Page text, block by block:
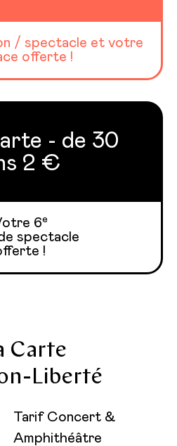
/ spectacle et votre
offerte !
- de 30
2 €
6e
spectacle
!
Carte
Liberté
Tarif Concert &
Amphithéâtre